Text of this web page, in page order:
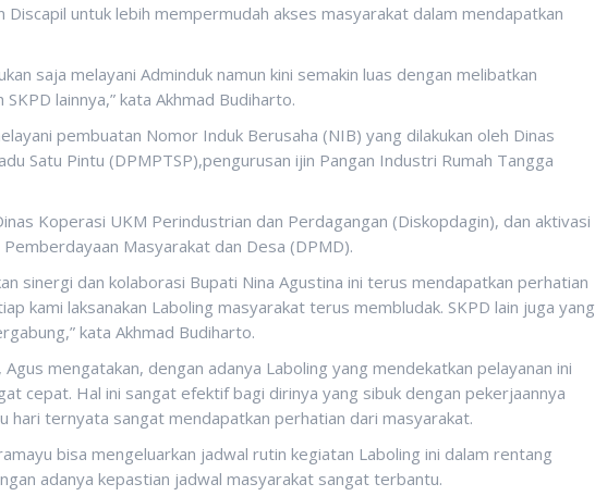
Discapil untuk lebih mempermudah akses masyarakat dalam mendapatkan
saja melayani Adminduk namun kini semakin luas dengan melibatkan
lainnya,” kata Akhmad Budiharto.
pembuatan Nomor Induk Berusaha (NIB) yang dilakukan oleh Dinas
Satu Pintu (DPMPTSP),pengurusan ijin Pangan Industri Rumah Tangga
Koperasi UKM Perindustrian dan Perdagangan (Diskopdagin), dan aktivasi
Masyarakat dan Desa (DPMD).
sinergi dan kolaborasi Bupati Nina Agustina ini terus mendapatkan perhatian
kami laksanakan Laboling masyarakat terus membludak. SKPD lain juga yang
kata Akhmad Budiharto.
mengatakan, dengan adanya Laboling yang mendekatkan pelayanan ini
cepat. Hal ini sangat efektif bagi dirinya yang sibuk dengan pekerjaannya
hari ternyata sangat mendapatkan perhatian dari masyarakat.
bisa mengeluarkan jadwal rutin kegiatan Laboling ini dalam rentang
adanya kepastian jadwal masyarakat sangat terbantu.